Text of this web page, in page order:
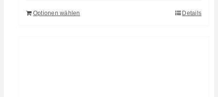
Optionen wählen Details